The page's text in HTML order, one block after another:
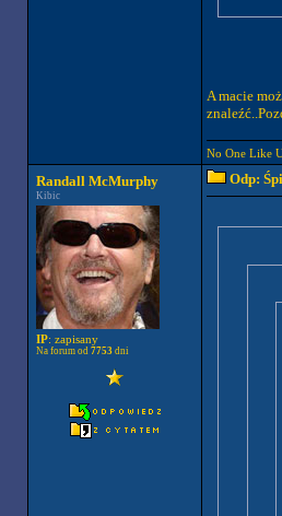
A macie
No One Like
Randall McMurphy
Kibic
IP: zapisany
Na forum od 7753 dni
Odp: